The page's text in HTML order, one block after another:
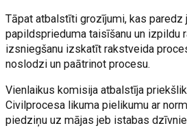
Tāpat atbalstīti grozījumi, kas paredz
papildsprieduma taisīšanu un izpildu
izsniegšanu izskatīt rakstveida
noslodzi un paātrinot procesu.
Vienlaikus komisija atbalstīja
Civilprocesa likuma pielikumu ar
piedziņu uz mājas jeb istabas